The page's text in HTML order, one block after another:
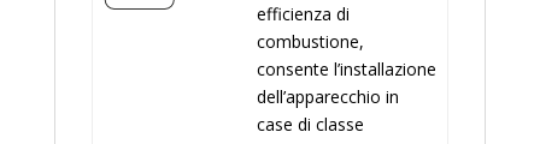
efficienza di
combustione,
consente l’installazione
dell’apparecchio in
case di classe